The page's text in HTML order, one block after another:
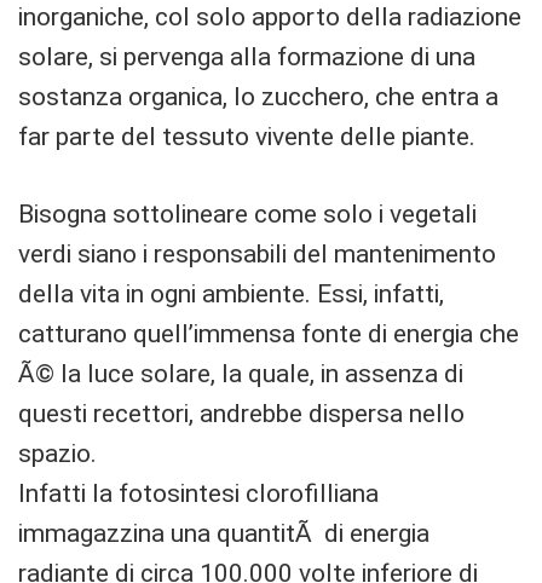
inorganiche, col solo apporto della radiazione
solare, si pervenga alla formazione di una
sostanza organica, lo zucchero, che entra a
far parte del tessuto vivente delle piante.
Bisogna sottolineare come solo i vegetali
verdi siano i responsabili del mantenimento
della vita in ogni ambiente. Essi, infatti,
catturano quell’immensa fonte di energia che
Ã© la luce solare, la quale, in assenza di
questi recettori, andrebbe dispersa nello
spazio.
Infatti la fotosintesi clorofilliana
immagazzina una quantitÃ di energia
radiante di circa 100.000 volte inferiore di